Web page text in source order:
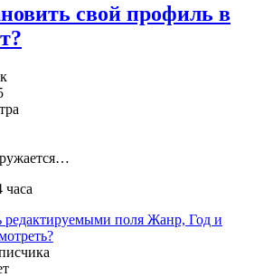
свой профиль в
часа
редактируемыми поля Жанр, Год и